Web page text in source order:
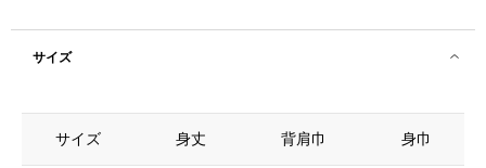
サイズ
サイズ 身丈 背肩巾 身巾